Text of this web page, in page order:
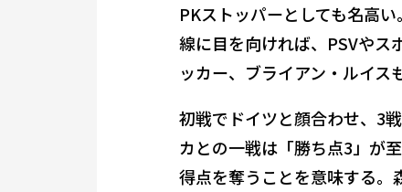
PKストッパーとしても名高
線に目を向ければ、PSVやス
ッカー、ブライアン・ルイス
初戦でドイツと顔合わせ、3
カとの一戦は「勝ち点3」が
得点を奪うことを意味する。